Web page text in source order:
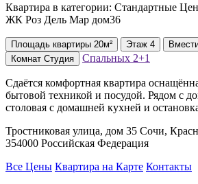
Квартира в категории: Стандартные
ЖК ⁠Роз Дель Мар дом36
Площадь квартиры 20м² Этаж 4
Комнат Студия Спальных 2+1
Сдаётся комфортная квартира
бытовой техникой и посудой. Рядом с
столовая с домашней кухней и
Тростниковая улица, дом 35 Сочи,
354000 Российская Федерация
Все Цены Квартира на Карте Контакты